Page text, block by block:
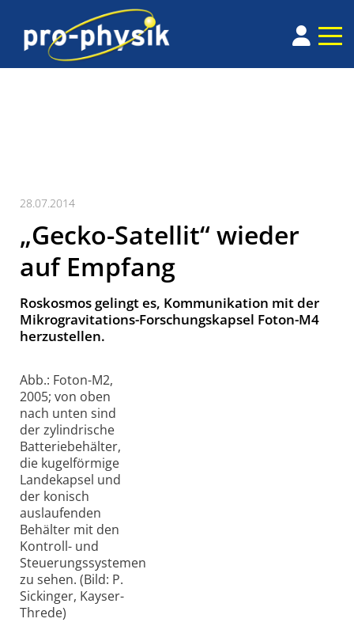
28.07.2014
„Gecko-Satellit“ wieder
auf Empfang
Roskosmos gelingt es, Kommuni­kation mit der
Mikro­gravita­tions-Forschungs­kapsel Foton-M4
her­zu­stellen.
Abb.: Foton-M2,
2005; von oben
nach unten sind
der zylindrische
Batteriebehälter,
die kugelförmige
Landekapsel und
der konisch
auslaufenden
Behälter mit den
Kontroll- und
Steuerungssystemen
zu sehen. (Bild: P.
Sickinger, Kayser-
Threde)